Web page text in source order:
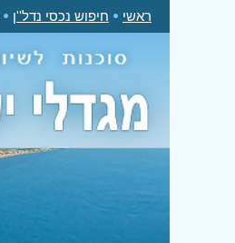
ראשי חיפוש נכסי נדל''ן